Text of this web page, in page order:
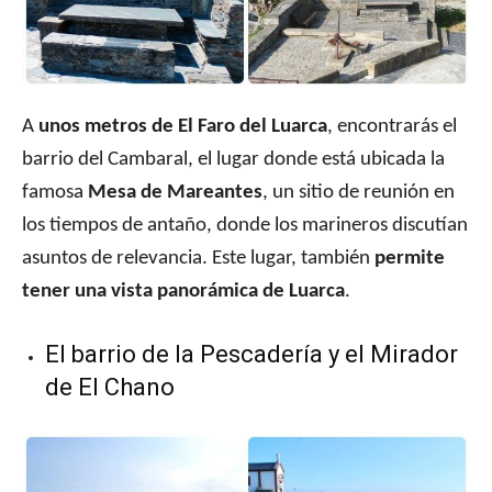
A unos metros de El Faro del Luarca, encontrarás el
barrio del Cambaral, el lugar donde está ubicada la
famosa Mesa de Mareantes, un sitio de reunión en
los tiempos de antaño, donde los marineros discutían
asuntos de relevancia. Este lugar, también permite
tener una vista panorámica de Luarca.
El barrio de la Pescadería y el Mirador
de El Chano